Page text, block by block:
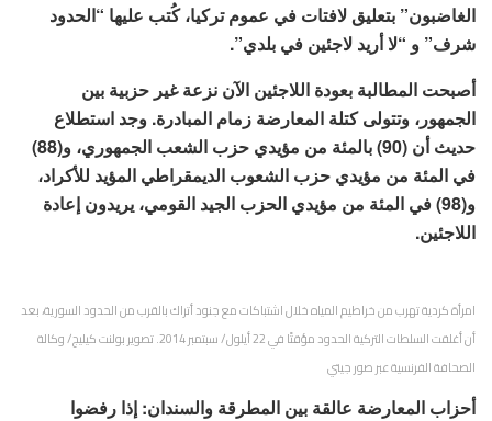
الغاضبون” بتعليق لافتات في عموم تركيا، كُتب عليها “الحدود
شرف” و “لا أريد لاجئين في بلدي”.
أصبحت المطالبة بعودة اللاجئين الآن نزعة غير حزبية بين
الجمهور، وتتولى كتلة المعارضة زمام المبادرة. وجد استطلاع
حديث أن (90) بالمئة من مؤيدي حزب الشعب الجمهوري، و(88)
في المئة من مؤيدي حزب الشعوب الديمقراطي المؤيد للأكراد،
و(98) في المئة من مؤيدي الحزب الجيد القومي، يريدون إعادة
اللاجئين.
امرأة كردية تهرب من خراطيم المياه خلال اشتباكات مع جنود أتراك بالقرب من الحدود السورية، بعد
أن أغلقت السلطات التركية الحدود مؤقتًا في 22 أيلول/ سبتمبر 2014. تصوير بولنت كيليج/ وكالة
الصحافة الفرنسية عبر صور جيتي
أحزاب المعارضة عالقة بين المطرقة والسندان: إذا رفضوا